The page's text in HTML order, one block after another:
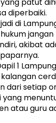
diperbaiki.
di
akibat
1
dari setiap
yang
atau guru